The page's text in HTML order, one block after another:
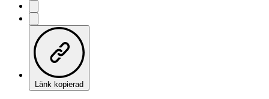
Länk kopierad